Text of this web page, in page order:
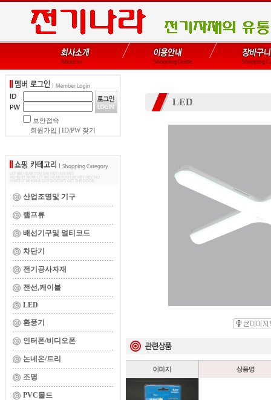
보안접속
회원가입
ID/PW 찾기
산업조명및 기구
램프류
배선기구및 멀티코드
차단기
전기공사자재
전선,케이블
LED
환풍기
인터폰/비디오폰
논네온/트리
조명
PVC몰드
LED